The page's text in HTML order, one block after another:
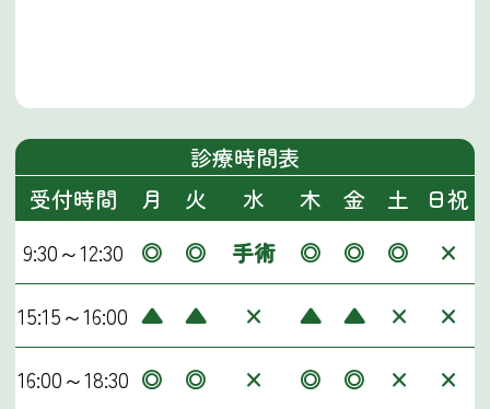
診療時間表
受付時間
月 火 水 木 金 土
日祝
9:30～12:30
◎ ◎ 手術 ◎ ◎ ◎
×
15:15～16:00 ▲ ▲ × ▲ ▲ ×
×
16:00～18:30 ◎ ◎ × ◎ ◎ × ×